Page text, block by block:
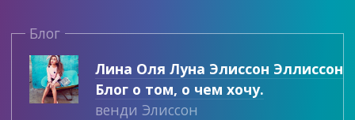
Блог
Лина Оля Луна Элиссон Эллиссон
Блог о том, о чем хочу.
венди Элиссон